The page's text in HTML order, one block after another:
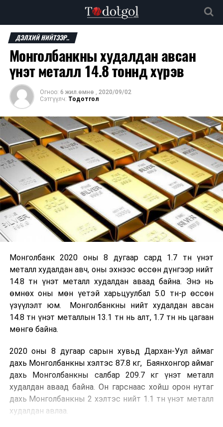
ДЭЛХИЙ НИЙТЭЭР..
Монголбанкны худалдан авсан
үнэт металл 14.8 тоннд хүрэв
Огноо: 6 жил.өмнө , 2020/09/02
Сэтгүүлч: Тодотгол
Монголбанк 2020 оны 8 дугаар сард 1.7 тн үнэт
металл худалдан авч, оны эхнээс өссөн дүнгээр нийт
14.8 тн үнэт металл худалдан аваад байна. Энэ нь
өмнөх оны мөн үетэй харьцуулбал 5.0 тн-р өссөн
үзүүлэлт юм. Монголбанкны нийт худалдан авсан
14.8 тн үнэт металлын 13.1 тн нь алт, 1.7 тн нь цагаан
мөнгө байна.
2020 оны 8 дугаар сарын хувьд Дархан-Уул аймаг
дахь Монголбанкны хэлтэс 87.8 кг, Баянхонгор аймаг
дахь Монголбанкны салбар 209.7 кг үнэт металл
худалдан аваад байна. Он гарснаас хойш орон нутаг
дахь Монголбанкны 2 хэлтэс нийт 1.1 тн үнэт металл
худалдан авлаа.